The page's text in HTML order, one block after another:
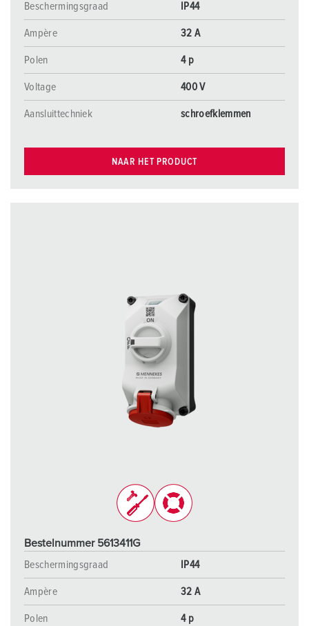
Beschermingsgraad IP44
Ampère 32 A
Polen 4 p
Voltage 400 V
Aansluittechniek schroefklemmen
NAAR HET PRODUCT
Bestelnummer 5613411G
Beschermingsgraad
IP44
Ampère 32 A
Polen 4 p